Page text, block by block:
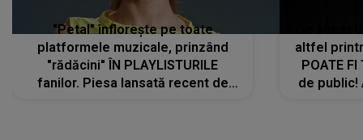
"Petal" înflorește pe toate
platformele muzicale, prinzând
"rădăcini" ÎN PLAYLISTURILE
fanilor. Piesa lansată recent de
altfel
POATE FI
de public!